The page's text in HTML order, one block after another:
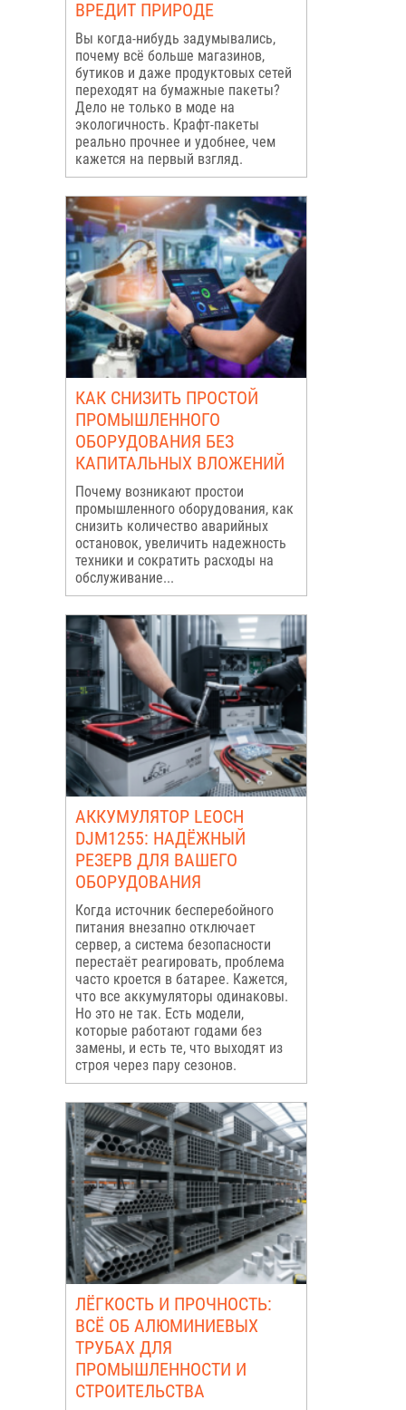
ВРЕДИТ ПРИРОДЕ
Вы когда-нибудь задумывались,
почему всё больше магазинов,
бутиков и даже продуктовых сетей
переходят на бумажные пакеты?
Дело не только в моде на
экологичность. Крафт-пакеты
реально прочнее и удобнее, чем
кажется на первый взгляд.
КАК СНИЗИТЬ ПРОСТОЙ
ПРОМЫШЛЕННОГО
ОБОРУДОВАНИЯ БЕЗ
КАПИТАЛЬНЫХ ВЛОЖЕНИЙ
Почему возникают простои
промышленного оборудования, как
снизить количество аварийных
остановок, увеличить надежность
техники и сократить расходы на
обслуживание...
АККУМУЛЯТОР LEOCH
DJM1255: НАДЁЖНЫЙ
РЕЗЕРВ ДЛЯ ВАШЕГО
ОБОРУДОВАНИЯ
Когда источник бесперебойного
питания внезапно отключает
сервер, а система безопасности
перестаёт реагировать, проблема
часто кроется в батарее. Кажется,
что все аккумуляторы одинаковы.
Но это не так. Есть модели,
которые работают годами без
замены, и есть те, что выходят из
строя через пару сезонов.
ЛЁГКОСТЬ И ПРОЧНОСТЬ:
ВСЁ ОБ АЛЮМИНИЕВЫХ
ТРУБАХ ДЛЯ
ПРОМЫШЛЕННОСТИ И
СТРОИТЕЛЬСТВА